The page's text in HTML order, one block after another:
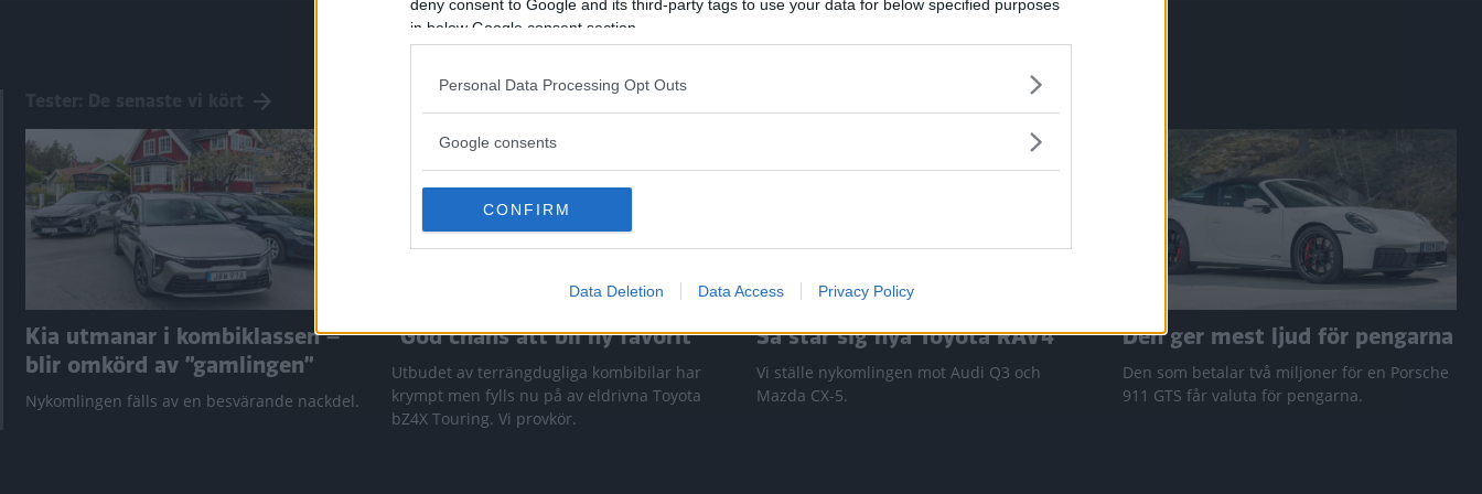
deny consent to Google and its third-party tags to use your data for below specified purposes
in below Google consent section.
Personal Data Processing Opt Outs
Google consents
CONFIRM
Data Deletion Data Access Privacy Policy
Kia utmanar i kombiklassen –
blir omkörd av ”gamlingen”
Nykomlingen fälls av en besvärande nackdel.
”God chans att bli ny favorit”
Utbudet av terrängdugliga kombibilar har
krympt men fylls nu på av eldrivna Toyota
bZ4X Touring. Vi provkör.
Så står sig nya Toyota RAV4
Vi ställe nykomlingen mot Audi Q3 och
Mazda CX-5.
Den ger mest ljud för pengarna
Den som betalar två miljoner för en Porsche
911 GTS får valuta för pengarna.